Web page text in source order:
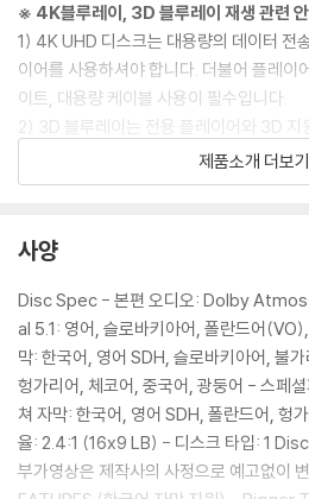
※ 4K블루레이, 3D 블루레이 재생 관련
1) 4K UHD 디스크는 대용량의 데이터 전
이어를 사용하셔야 합니다. 더불어 플레이
이트, 대용량 케이블 사용이 필수입니다.
2) 3D 블루레이는 전용 플레이어와 3D 지
1) 제작/배송 과정에서 경미한 아웃케이스
발생할 수 있습니다. 반품을 원하실 경우
다.
2) 스틸북 케이스 제작 과정에서 기포 혹은
있습니다.
3) 렌티큘러 스틸북의 경우, 보호필름이
름 손상에 의한 교환/반품은 불가합니다.
4) 본품 보호를 위해 노란색의 카톤 박스로
에 의한 교환/반품은 불가합니다.
제품소개 더보기
사양
Disc Spec - 본편 오디오: Dolby
al 5.1: 영어, 슬로바키아어, 폴란드어
막: 한국어, 영어 SDH, 슬로바키아어, 불
헝가리어, 체코어, 중국어, 광둥어 - 스페
쳐 자막: 한국어, 영어 SDH, 폴란드어, 헝
율: 2.4:1 (16x9 LB) - 디스크 타입: 1
부가영상은 제작사의 사정으로 예고없이